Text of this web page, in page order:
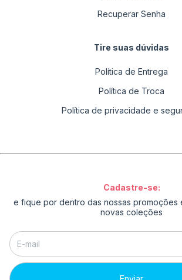
Recuperar Senha
Tire suas dúvidas
Política de Entrega
Política de Troca
Política de privacidade e
Cadastre-se:
e fique por dentro das nossas promoções
novas coleções